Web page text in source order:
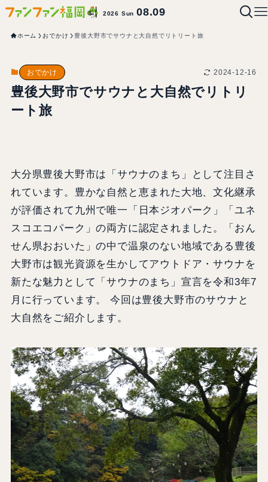
2026 Sun08.09
ホーム おでかけ 豊後大野市でサウナと大自然でリトリート旅
おでかけ 2024-12-16
豊後大野市でサウナと大自然でリトリ
ート旅
大分県豊後大野市は「サウナのまち」として注目さ
れています。豊かな自然と恵まれた大地、文化継承
が評価されて九州で唯一「日本ジオパーク」「ユネ
スコエコパーク」の両方に認定されました。「おん
せん県おおいた」の中で温泉のない地域である豊後
大野市は観光資源を生かしてアウトドア・サウナを
新たな魅力として「サウナのまち」宣言を令和3年7
月に行っています。 今回は豊後大野市のサウナと
大自然をご紹介します。